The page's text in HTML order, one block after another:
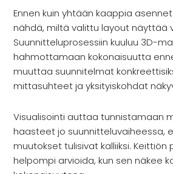
Ennen kuin yhtään kaappia
nähdä, miltä valittu layout näyttää
Suunnitteluprosessiin kuuluu 3D-
hahmottamaan kokonaisuutta
muuttaa suunnitelmat
mittasuhteet ja yksityiskohdat
Visualisointi auttaa tunnistamaan
haasteet jo suunnitteluvaiheessa,
muutokset tulisivat kalliiksi. Keittiön
helpompi arvioida, kun sen näkee